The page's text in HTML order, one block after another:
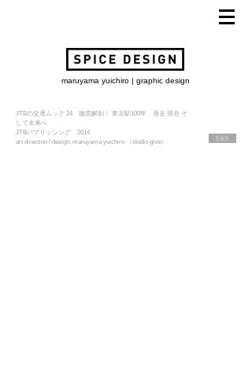
maruyama yuichiro | graphic design
JTBの交通ムック 24 徹底解剖！ 東京駅100年 過去 現在 そ
して未来へ
art direction / design: maruyama yuichiro （studio give）
JTBパブリッシング 2014
back